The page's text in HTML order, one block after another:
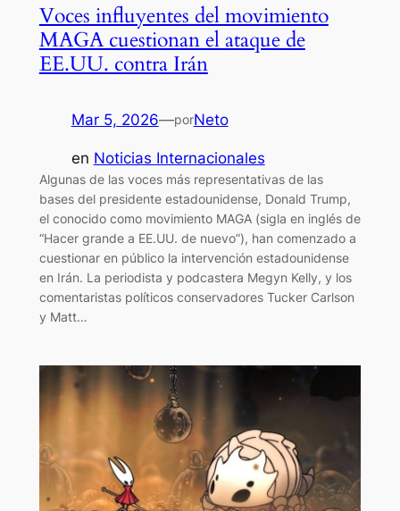
Voces influyentes del movimiento
MAGA cuestionan el ataque de
EE.UU. contra Irán
Mar 5, 2026—porNeto
en Noticias Internacionales
Algunas de las voces más representativas de las
bases del presidente estadounidense, Donald Trump,
el conocido como movimiento MAGA (sigla en inglés de
“Hacer grande a EE.UU. de nuevo”), han comenzado a
cuestionar en público la intervención estadounidense
en Irán. La periodista y podcastera Megyn Kelly, y los
comentaristas políticos conservadores Tucker Carlson
y Matt…